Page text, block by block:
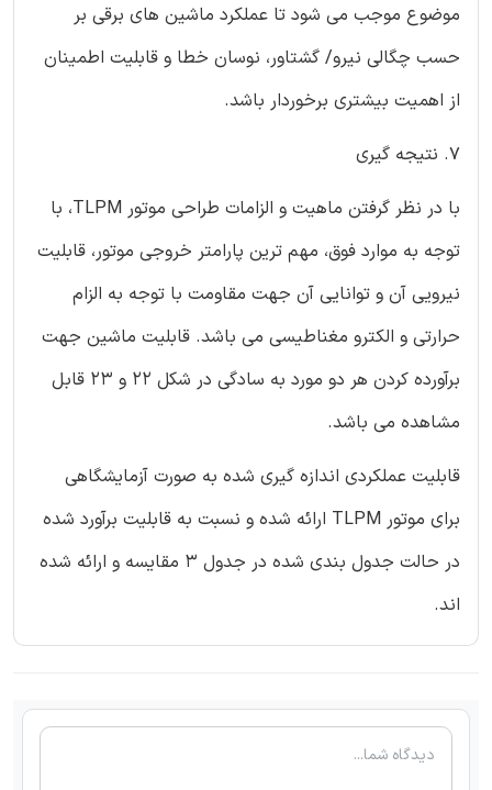
موضوع موجب می شود تا عملکرد ماشین های برقی بر
حسب چگالی نیرو/ گشتاور، نوسان خطا و قابلیت اطمینان
از اهمیت بیشتری برخوردار باشد.
7. نتیجه گیری
با در نظر گرفتن ماهیت و الزامات طراحی موتور TLPM، با
توجه به موارد فوق، مهم ترین پارامتر خروجی موتور، قابلیت
نیرویی آن و توانایی آن جهت مقاومت با توجه به الزام
حرارتی و الکترو مغناطیسی می باشد. قابلیت ماشین جهت
برآورده کردن هر دو مورد به سادگی در شکل 22 و 23 قابل
مشاهده می باشد.
قابلیت عملکردی اندازه گیری شده به صورت آزمایشگاهی
برای موتور TLPM ارائه شده و نسبت به قابلیت برآورد شده
در حالت جدول بندی شده در جدول 3 مقایسه و ارائه شده
اند.